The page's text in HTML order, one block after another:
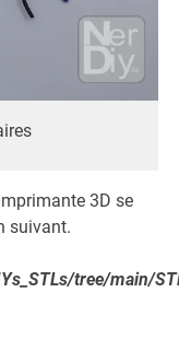
3D se
suivant.
tree/main/